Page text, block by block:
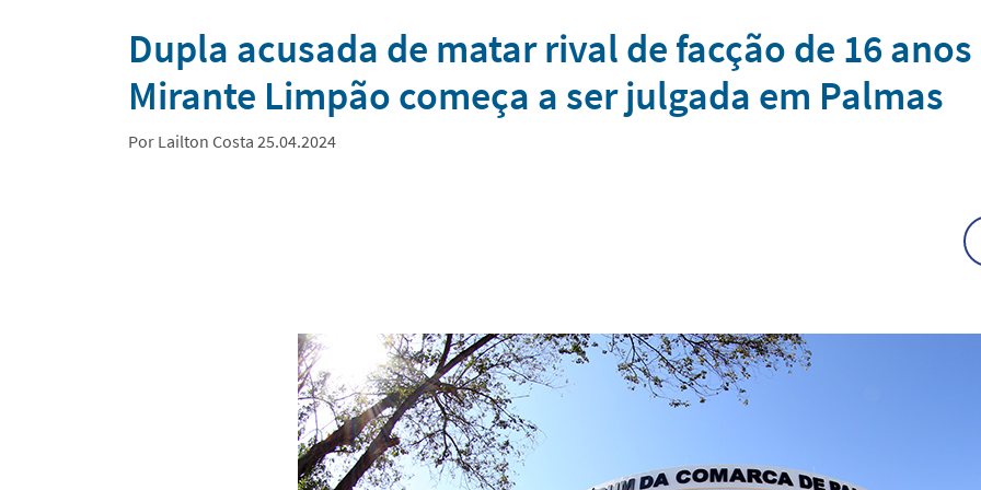
Notícias
Dupla acusada de matar rival de facção de 16
Mirante Limpão começa a ser julgada em Palmas
Por Lailton Costa 25.04.2024